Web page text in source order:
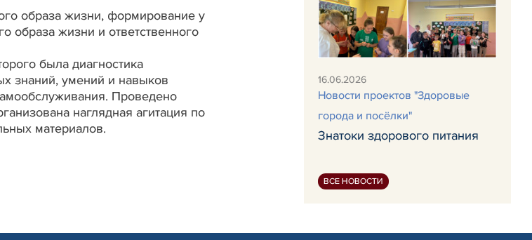
образа жизни, формирование у
образа жизни и ответственного
была диагностика
знаний, умений и навыков
Проведено
наглядная агитация по
материалов.
16.06.2026
Новости проектов "Здоровые
города и посёлки"
Знатоки здорового питания
ВСЕ НОВОСТИ